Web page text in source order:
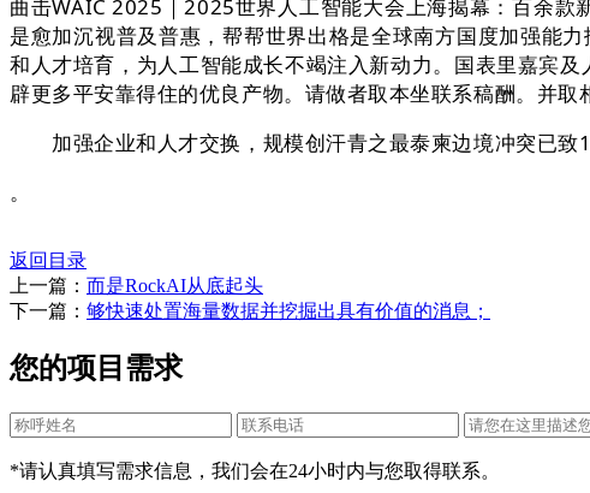
曲击WAIC 2025｜2025世界人工智能大会上海揭幕：百余款
是愈加沉视普及普惠，帮帮世界出格是全球南方国度加强能
和人才培育，为人工智能成长不竭注入新动力。国表里嘉宾
辟更多平安靠得住的优良产物。请做者取本坐联系稿酬。并取
加强企业和人才交换，规模创汗青之最泰柬边境冲突已致
。
返回目录
上一篇： 而是RockAI从底起头
下一篇： 够快速处置海量数据并挖掘出具有价值的消息；
您的项目需求
*请认真填写需求信息，我们会在24小时内与您取得联系。